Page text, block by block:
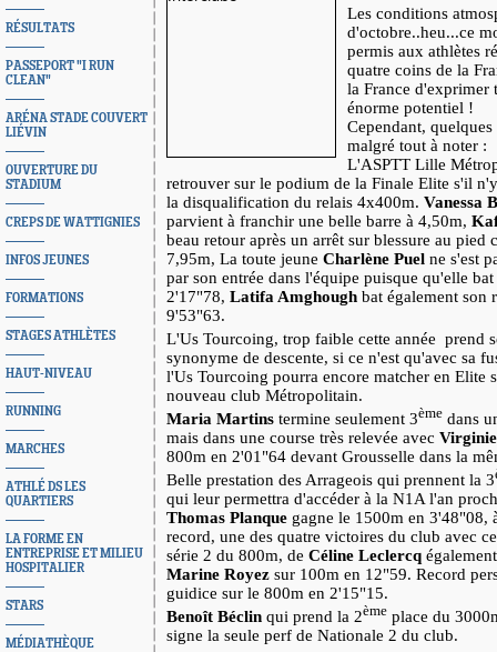
RÉSULTATS
PASSEPORT "I RUN
CLEAN"
ARÉNA STADE COUVERT
LIÉVIN
OUVERTURE DU
STADIUM
CREPS DE WATTIGNIES
INFOS JEUNES
FORMATIONS
STAGES ATHLÈTES
HAUT-NIVEAU
RUNNING
MARCHES
ATHLÉ DS LES
QUARTIERS
LA FORME EN
ENTREPRISE ET MILIEU
HOSPITALIER
STARS
MÉDIATHÈQUE
Les conditions
d'octobre..heu...ce
permis aux athlètes
quatre coins de la
la France d'exprimer
énorme potentiel !
Cependant,
malgré tout à noter :
L'ASPTT Lille Métro
retrouver sur le podium de la Finale Elite s'il
la disqualification du relais 4x400m. Vanessa
parvient à franchir une belle barre à 4,50m,
beau retour après un arrêt sur blessure au pied
7,95m, La toute jeune Charlène Puel ne s'est
par son entrée dans l'équipe puisque qu'elle
2'17"78, Latifa Amghough bat également son
9'53"63.
L'Us Tourcoing, trop faible cette année prend
synonyme de descente, si ce n'est qu'avec sa
l'Us Tourcoing pourra encore matcher en Elite
nouveau club Métropolitain.
Maria Martins termine seulement 3ème dans
mais dans une course très relevée avec
800m en 2'01"64 devant Grousselle dans la
Belle prestation des Arrageois qui prennent la 3
qui leur permettra d'accéder à la N1A l'an
Thomas Planque gagne le 1500m en 3'48"08,
record, une des quatre victoires du club avec
série 2 du 800m, de Céline Leclercq
Marine Royez sur 100m en 12"59. Record
guidice sur le 800m en 2'15"15.
Benoît Béclin qui prend la 2ème place du
signe la seule perf de Nationale 2 du club.